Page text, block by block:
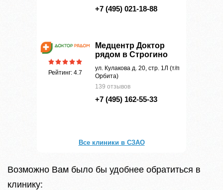
+7 (495) 021-18-88
Рейтинг: 4.7
Медцентр Доктор
рядом в Строгино
ул. Кулакова д. 20, стр. 1Л (т/п
Орбита)
139 отзывов
+7 (495) 162-55-33
Все клиники в СЗАО
Возможно Вам было бы удобнее обратиться в
клинику: